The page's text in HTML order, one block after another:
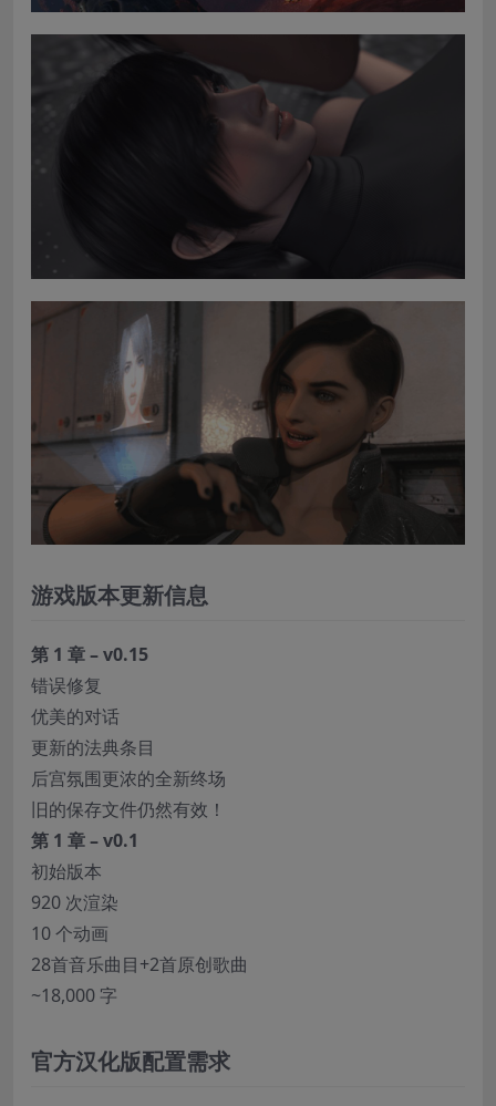
游戏版本更新信息
第 1 章 – v0.15
错误修复
优美的对话
更新的法典条目
后宫氛围更浓的全新终场
旧的保存文件仍然有效！
第 1 章 – v0.1
初始版本
920 次渲染
10 个动画
28首音乐曲目+2首原创歌曲
~18,000 字
官方汉化版配置需求